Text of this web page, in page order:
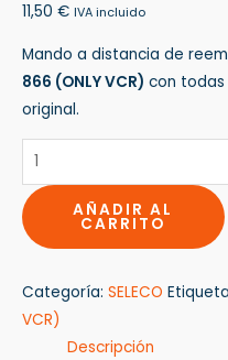
11,50 € IVA incluido
Mando a distancia de
866 (ONLY VCR) con todas
original.
AÑADIR AL
CARRITO
Categoría: SELECO
VCR)
Descripción